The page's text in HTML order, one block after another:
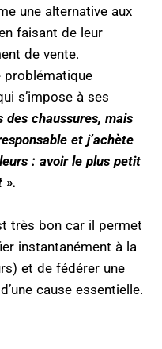
une alternative aux
faisant de leur
de vente.
problématique
s’impose à ses
chaussures, mais
et j’achète
: avoir le plus petit
».
très bon car il permet
instantanément à la
et de fédérer une
cause essentielle.